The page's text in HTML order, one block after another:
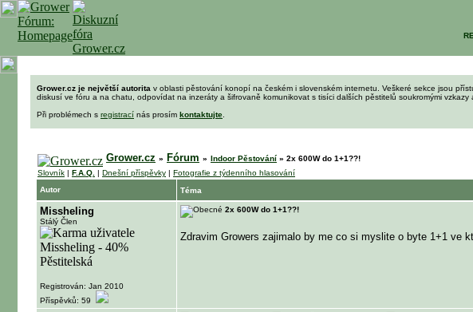
Grower.cz je největší autorita v oblasti pěstování konopí na českém i slovenském internetu. Veškeré sekce jsou
diskusí ve fóru a na chatu, odpovídat na inzeráty a šifrovaně komunikovat s tisíci dalších pěstitelů soukromými
Při problémech s registrací nás prosím kontaktujte
Grower.cz » Fórum » Indoor Pěstování » 2x 600W do 1+1??!
Slovník | F.A.Q. | Dnešní příspěvky | Fotografie z týdenního hlasování
Autor
Téma
Missheling
Stálý Člen
Registrován: Jan 2010
Příspěvků: 59
2x 600W do 1+1??!
Zdravim Growers zajimalo by me co si myslite o byte 1+1 ve